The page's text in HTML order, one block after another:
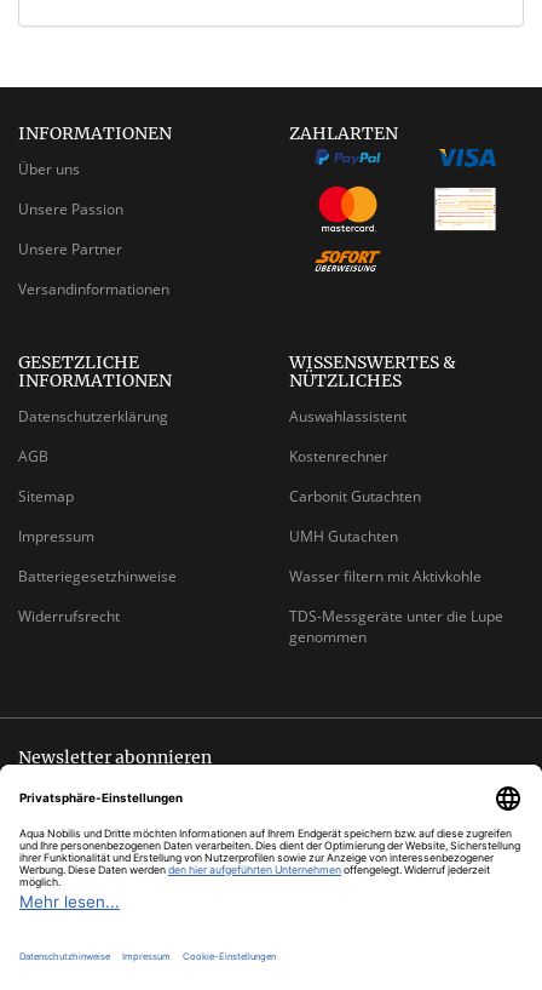
INFORMATIONEN
Über uns
Unsere Passion
Unsere Partner
Versandinformationen
ZAHLARTEN
GESETZLICHE
INFORMATIONEN
Datenschutzerklärung
AGB
Sitemap
Impressum
Batteriegesetzhinweise
Widerrufsrecht
WISSENSWERTES &
NÜTZLICHES
Auswahlassistent
Kostenrechner
Carbonit Gutachten
UMH Gutachten
Wasser filtern mit Aktivkohle
TDS-Messgeräte unter die Lupe
genommen
Newsletter abonnieren
EMAIL-
ADRESSE
Alle Preise inkl. gesetzlicher USt., zzgl.